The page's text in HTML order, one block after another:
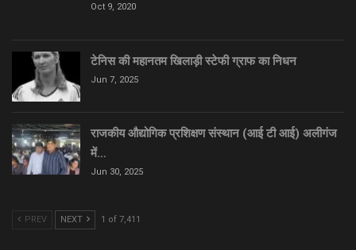
Oct 9, 2020
टेनिस की महानतम खिलाड़ी स्टेफी ग्राफ का निधन
Jun 7, 2025
राजकीय औद्योगिक प्रशिक्षण संस्थान (आई टी आई) अलीगंज
में…
Jun 30, 2025
PREV NEXT 1 of 7,411